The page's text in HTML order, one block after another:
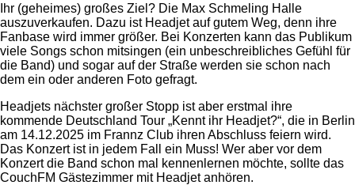
Ihr (geheimes) großes Ziel? Die Max Schmeling Halle
auszuverkaufen. Dazu ist Headjet auf gutem Weg, denn ihre
Fanbase wird immer größer. Bei Konzerten kann das Publikum
viele Songs schon mitsingen (ein unbeschreibliches Gefühl für
die Band) und sogar auf der Straße werden sie schon nach
dem ein oder anderen Foto gefragt.
Headjets nächster großer Stopp ist aber erstmal ihre
kommende Deutschland Tour „Kennt ihr Headjet?“, die in Berlin
am 14.12.2025 im Frannz Club ihren Abschluss feiern wird.
Das Konzert ist in jedem Fall ein Muss! Wer aber vor dem
Konzert die Band schon mal kennenlernen möchte, sollte das
CouchFM Gästezimmer mit Headjet anhören.